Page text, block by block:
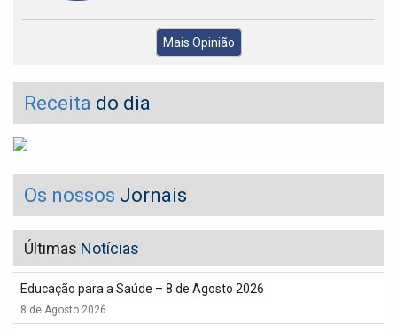
Mais Opinião
Receita do dia
Os nossos Jornais
Últimas Notícias
Educação para a Saúde – 8 de Agosto 2026
8 de Agosto 2026